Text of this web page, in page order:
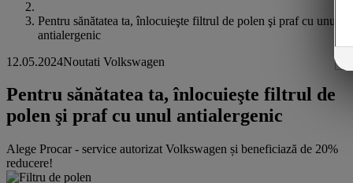
Pentru sănătatea ta, înlocuieşte filtrul de polen şi praf cu unul
antialergenic
12.05.2024Noutati Volkswagen
Pentru sănătatea ta, înlocuieşte filtrul de
polen şi praf cu unul antialergenic
Alege Procar - service autorizat Volkswagen și beneficiază de 20%
reducere!